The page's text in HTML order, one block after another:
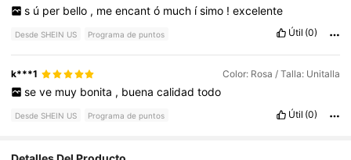
s ú per bello , me encant ó much ísimo ! excelente
Desde SHEIN US Programa de puntos Útil (0)
k***1 Color: Rosa / Talla: Unitalla
se ve muy bonita , buena calidad todo
Desde SHEIN US Programa de puntos Útil (0)